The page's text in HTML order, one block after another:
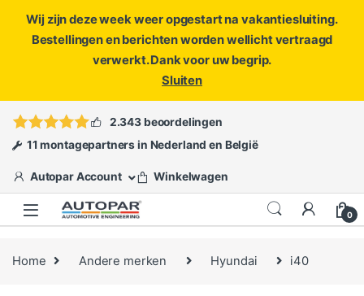
Wij zijn deze week weer opgestart na vakantiesluiting.
Bestellingen en berichten worden wellicht vertraagd
verwerkt. Dank voor uw begrip.
Sluiten
ofopen een ticket
2.343 beoordelingen
11 montagepartners in Nederland en België
Autopar Account Winkelwagen
0
Home Andere merken Hyundai i40